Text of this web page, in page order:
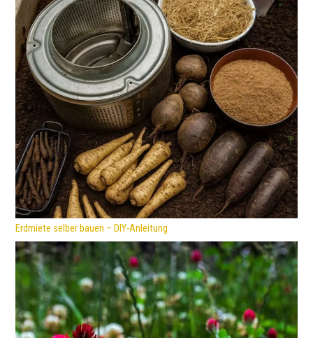
Erdmiete selber bauen – DIY-Anleitung